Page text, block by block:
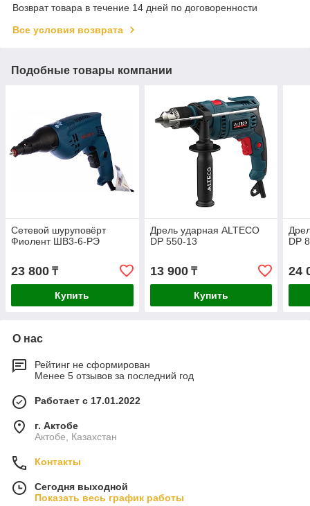
Возврат товара в течение 14 дней по договоренности
Все условия возврата
Подобные товары компании
Сетевой шуруповёрт
Фиолент ШВ3-6-РЭ
23 800 ₸
Купить
Дрель ударная ALTECO
DP 550-13
13 900₸
Купить
DP
24
О нас
Рейтинг не сформирован
Менее 5 отзывов за последний год
Работает с 17.01.2022
г. Актобе
Актобе, Казахстан
Контакты
Сегодня выходной
Показать весь график работы